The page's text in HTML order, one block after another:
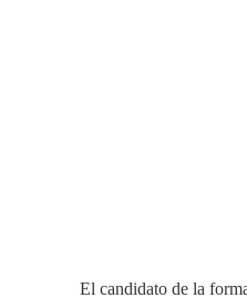
El candidato de la